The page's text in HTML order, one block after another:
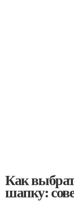
Как
шапку: